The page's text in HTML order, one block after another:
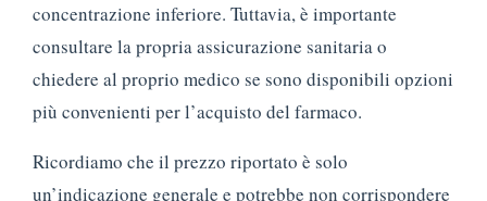
concentrazione inferiore. Tuttavia, è importante
consultare la propria assicurazione sanitaria o
chiedere al proprio medico se sono disponibili opzioni
più convenienti per l’acquisto del farmaco.
Ricordiamo che il prezzo riportato è solo
un’indicazione generale e potrebbe non corrispondere